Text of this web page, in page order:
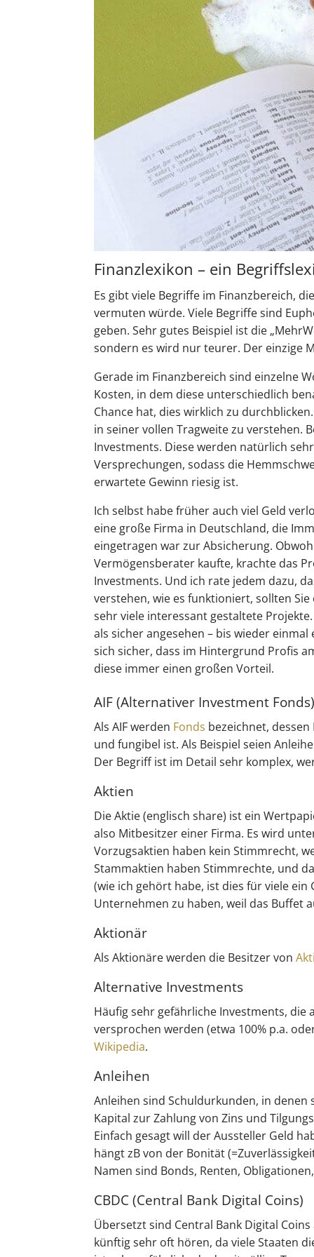
Finanzlexikon – ein
Es gibt viele Begriffe im Finanzbereich,
vermuten würde. Viele Begriffe sind
geben. Sehr gutes Beispiel ist die
sondern es wird nur teurer. Der einzige
Gerade im Finanzbereich sind einzelne
Kosten, in dem diese unterschiedlich
Chance hat, dies wirklich zu
in seiner vollen Tragweite zu verstehen.
Investments. Diese werden natürlich
Versprechungen, sodass die
erwartete Gewinn riesig ist.
Ich selbst habe früher auch viel Geld
eine große Firma in Deutschland, die
eingetragen war zur Absicherung.
Vermögensberater kaufte, krachte das
Investments. Und ich rate jedem dazu,
verstehen, wie es funktioniert, sollten
sehr viele interessant gestaltete
als sicher angesehen – bis wieder
sich sicher, dass im Hintergrund Profis
diese immer einen großen Vorteil.
AIF (Alternativer Investment
Als AIF werden Fonds bezeichnet,
und fungibel ist. Als Beispiel seien
Der Begriff ist im Detail sehr komplex,
Aktien
Die Aktie (englisch share) ist ein
also Mitbesitzer einer Firma. Es wird
Vorzugsaktien haben kein Stimmrecht,
Stammaktien haben Stimmrechte, und
(wie ich gehört habe, ist dies für viele
Unternehmen zu haben, weil das Buffet
Aktionär
Als Aktionäre werden die Besitzer von
Alternative Investments
Häufig sehr gefährliche Investments,
versprochen werden (etwa 100% p.a.
Wikipedia.
Anleihen
Anleihen sind Schuldurkunden, in
Kapital zur Zahlung von Zins und
Einfach gesagt will der Aussteller Geld
hängt zB von der Bonität
Namen sind Bonds, Renten,
CBDC (Central Bank Digital Coins)
Übersetzt sind Central Bank Digital
künftig sehr oft hören, da viele Staaten